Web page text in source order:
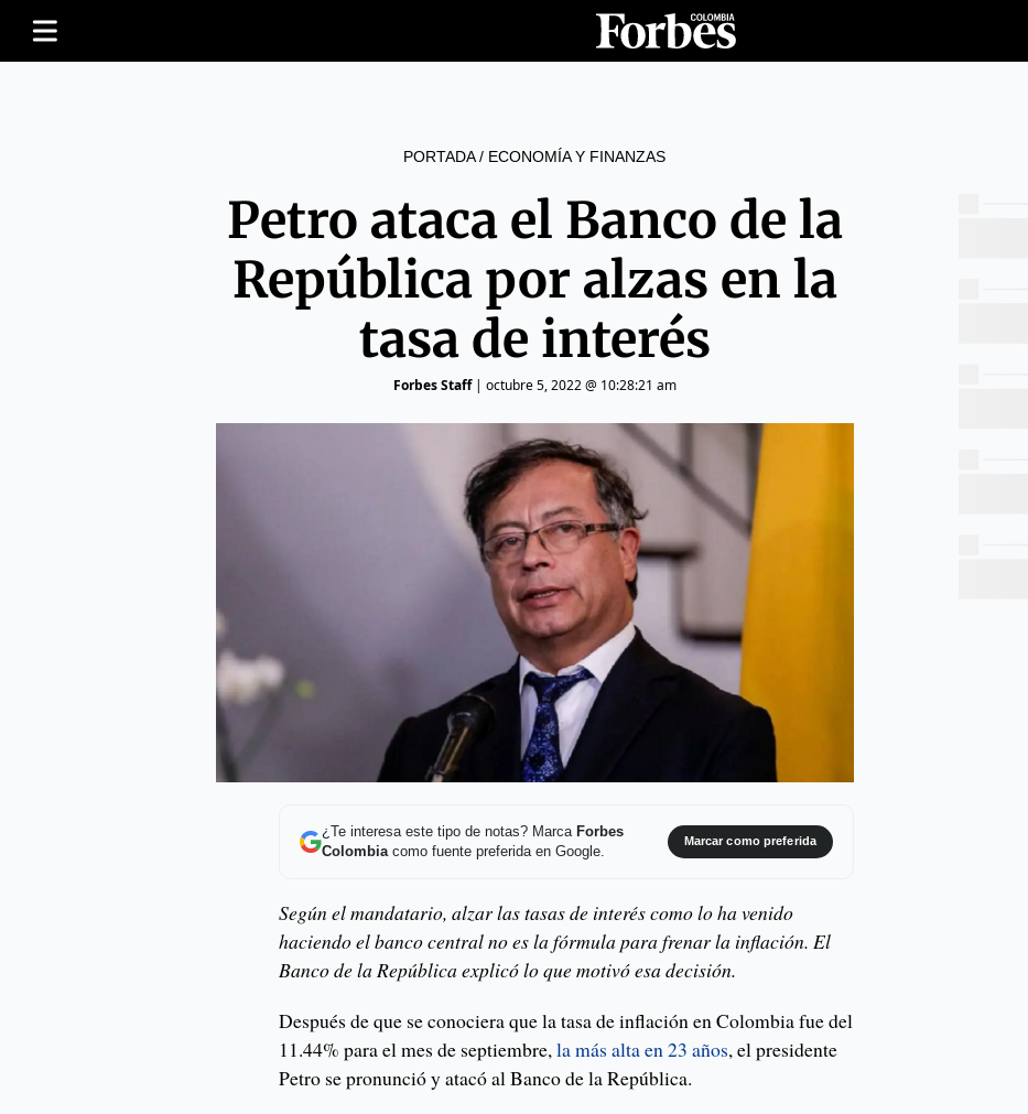
PORTADA/ ECONOMÍA Y FINANZAS
Petro ataca el Banco de la
República por alzas en la
tasa de interés
Forbes Staff| octubre 5, 2022 @ 10:28:21 am
¿Te interesa este tipo de notas? Marca Forbes
Colombiacomo fuente preferida en Google.
Marcar como preferida
Según el mandatario, alzar las tasas de interés como lo ha venido
haciendo el banco central no es la fórmula para frenar la inflación. El
Banco de la República explicó lo que motivó esa decisión.
Después de que se conociera que la tasa de inflación en Colombia fue del
11.44% para el mes de septiembre,la más alta en 23 años, el presidente
Petro se pronunció y atacó al Banco de la República.